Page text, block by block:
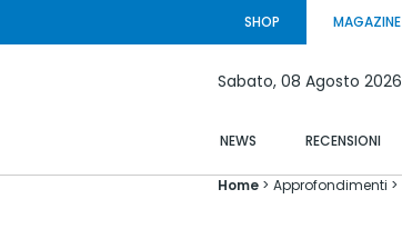
SHOP MAGAZINE
Sabato, 08 Agosto 2026
NEWS RECENSIONI
Home
Approfondimenti